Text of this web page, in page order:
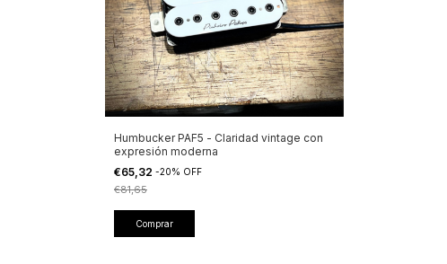
Humbucker PAF5 - Claridad vintage con
expresión moderna
€65,32 -20% OFF
€81,65
Comprar